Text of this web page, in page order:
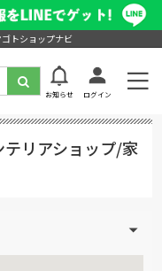
トショップナビ
お知らせ ログイン
リアショップ/家